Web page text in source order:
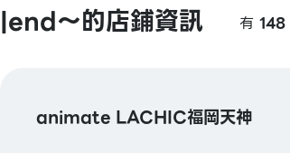
|end〜的店鋪資訊 有 148
animate LACHIC福岡天神